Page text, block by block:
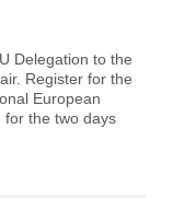
Delegation to the
Register for the
European
for the two days